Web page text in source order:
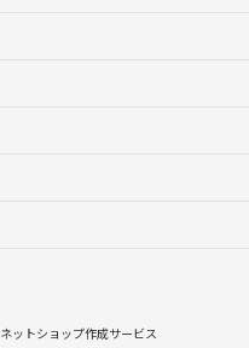
ネットショップ作成サービス